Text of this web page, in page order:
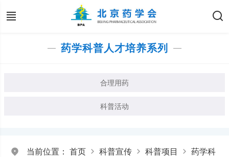
药学科普人才培养系列
合理用药
科普活动
当前位置： 首页 科普宣传 科普项目
药学科